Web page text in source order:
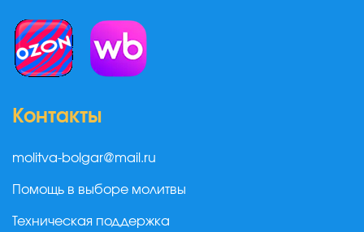
Контакты
molitva-bolgar@mail.ru
Помощь в выборе молитвы
Техническая поддержка